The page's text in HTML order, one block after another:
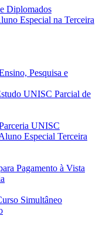
Diplomados
Especial na Terceira
Pesquisa e
UNISC Parcial de
UNISC
Especial Terceira
Pagamento à Vista
Simultâneo